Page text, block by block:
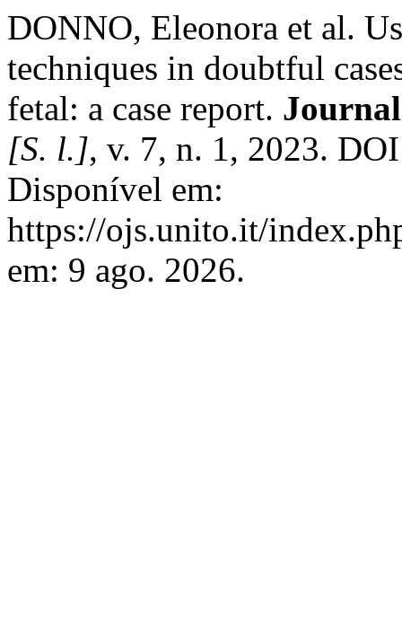
DONNO, Eleonora et al.
techniques in doubtful
fetal: a case report.
[S. l.], v. 7, n. 1, 2023.
Disponível em:
https://ojs.unito.it/
em: 9 ago. 2026.